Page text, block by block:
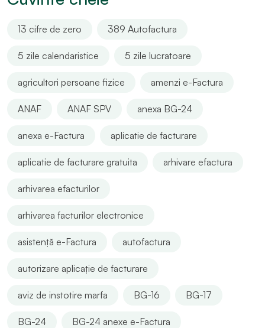
13 cifre de zero 389 Autofactura
5 zile calendaristice 5 zile lucratoare
agricultori persoane fizice amenzi e-Factura
ANAF ANAF SPV anexa BG-24
anexa e-Factura aplicatie de facturare
aplicatie de facturare gratuita arhivare efactura
arhivarea efacturilor
arhivarea facturilor electronice
asistență e-Factura autofactura
autorizare aplicație de facturare
aviz de instotire marfa BG-16 BG-17
BG-24 BG-24 anexe e-Factura